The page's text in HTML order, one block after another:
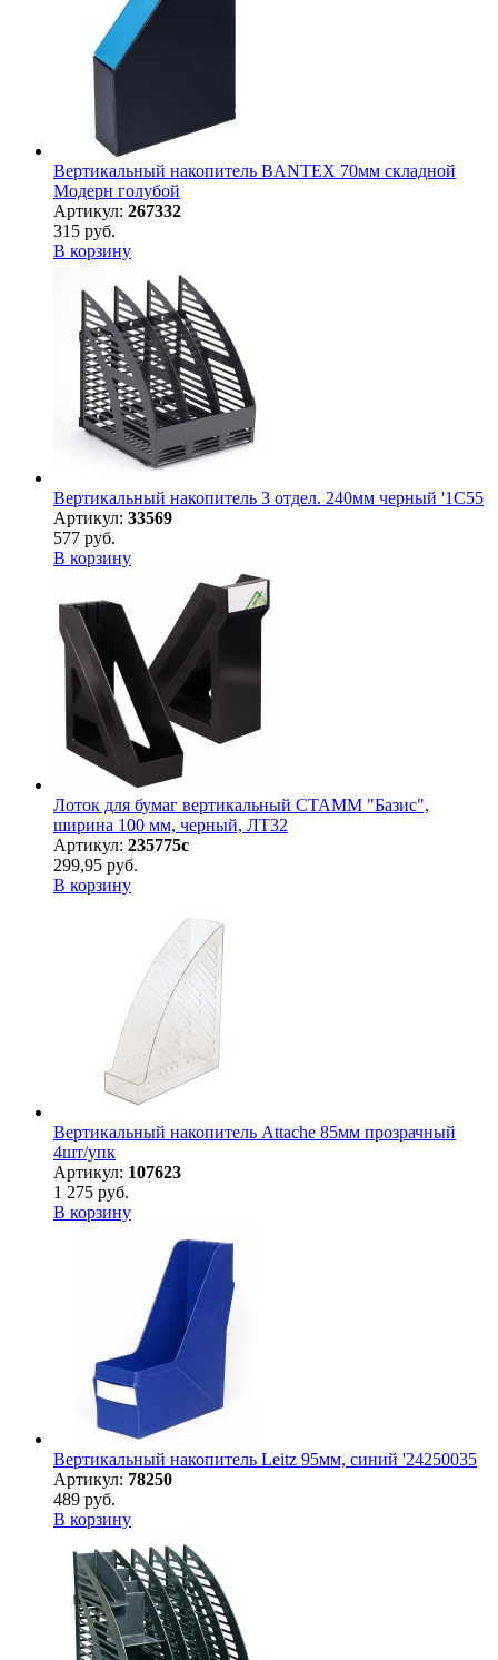
Вертикальный накопитель BANTEX 70мм складной
Модерн голубой
Артикул: 267332
315 руб.
В корзину
Вертикальный накопитель 3 отдел. 240мм черный '1С55
Артикул: 33569
577 руб.
В корзину
Лоток для бумаг вертикальный СТАММ "Базис",
ширина 100 мм, черный, ЛТ32
Артикул: 235775с
299,95 руб.
В корзину
Вертикальный накопитель Attache 85мм прозрачный
4шт/упк
Артикул: 107623
1 275 руб.
В корзину
Вертикальный накопитель Leitz 95мм, синий '24250035
Артикул: 78250
489 руб.
В корзину